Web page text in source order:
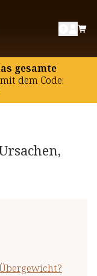
gesamte
mit dem Code: